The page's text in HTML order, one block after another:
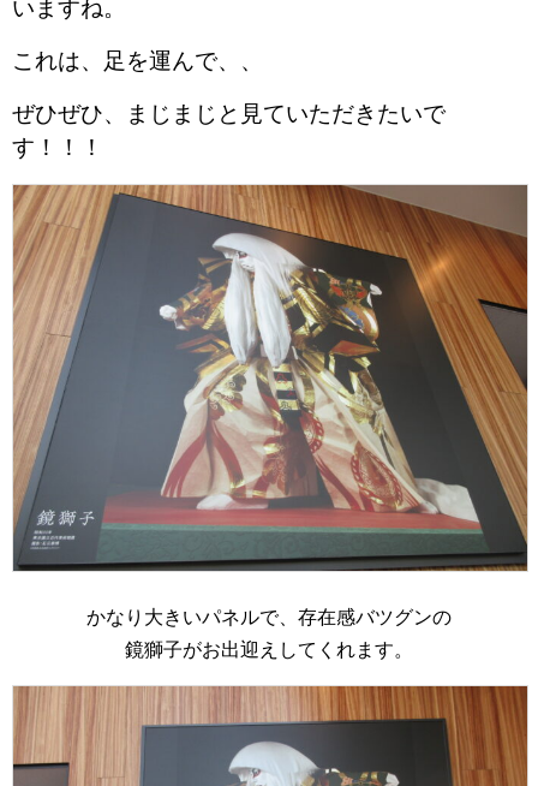
いますね。
これは、足を運んで、、
ぜひぜひ、まじまじと見ていただきたいで
す！！！
かなり大きいパネルで、存在感バツグンの
鏡獅子がお出迎えしてくれます。